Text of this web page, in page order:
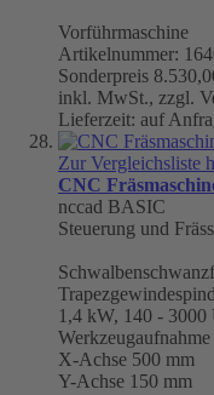
Vorführmaschine
Artikelnummer:
Sonderpreis
inkl. MwSt., zzgl.
Lieferzeit: auf
Zur Vergleichsliste
CNC
nccad BASIC
Steuerung und
1,4 kW, 140 - 3000
Werkzeugaufnahme
X-Achse 500 mm
Y-Achse 150 mm